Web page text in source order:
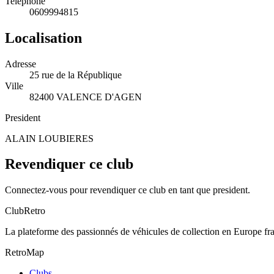
0609994815
Localisation
Adresse
25 rue de la République
Ville
82400 VALENCE D'AGEN
President
ALAIN LOUBIERES
Revendiquer ce club
Connectez-vous pour revendiquer ce club en tant que president.
ClubRetro
La plateforme des passionnés de véhicules de collection en Europe
RetroMap